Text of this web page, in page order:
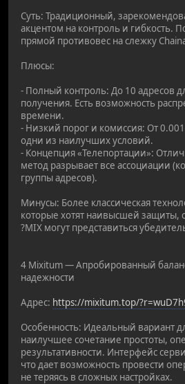
Суть: Традиционный,
акцентом на контроль и гибкость.
прямой противовес на слежку
Плюсы:
- Полный контроль: До 10 адресов
получения. Есть возможность
времени.
- Низкий порог и комиссия: От
одни из наилучших условий.
- Концепция «Телепортации»:
метод разрывает все ассоциации
группы адресов).
Минусы: Более классическая
которые хотят наивысшей защиты,
?MIX могут представиться
4 Mixitum — Апробированный
надежности
Адрес: https://mixitum.top/
Особенность: Идеальный вариант
наилучшее сочетание простоты,
результативности. Интерфейс
что дает возможность провести
не теряясь в сложных настройках.